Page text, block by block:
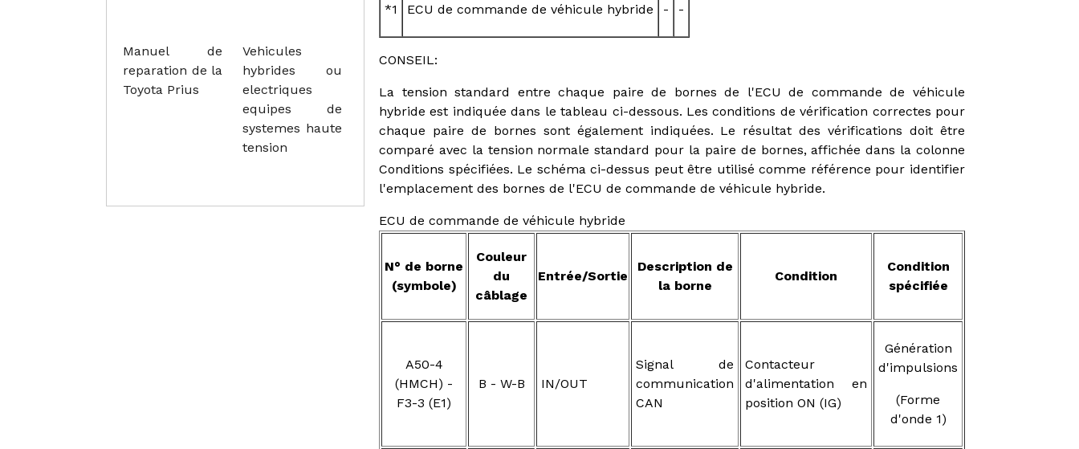
*1 ECU de commande de véhicule hybride - -
CONSEIL:
La tension standard entre chaque paire de bornes de l'ECU de commande de véhicule
hybride est indiquée dans le tableau ci-dessous. Les conditions de vérification correctes pour
chaque paire de bornes sont également indiquées. Le résultat des vérifications doit être
comparé avec la tension normale standard pour la paire de bornes, affichée dans la colonne
Conditions spécifiées. Le schéma ci-dessus peut être utilisé comme référence pour identifier
l'emplacement des bornes de l'ECU de commande de véhicule hybride.
ECU de commande de véhicule hybride
N° de borne
(symbole)
Couleur
du
câblage
Entrée/Sortie
Description de
la borne
Condition
Condition
spécifiée
A50-4
(HMCH) -
F3-3 (E1)
B - W-B IN/OUT
Signal de
communication
CAN
Contacteur
d'alimentation en
position ON (IG)
Génération
d'impulsions
(Forme
d'onde 1)
Manuel de
reparation de la
Toyota Prius
Vehicules
hybrides ou
electriques
equipes de
systemes haute
tension